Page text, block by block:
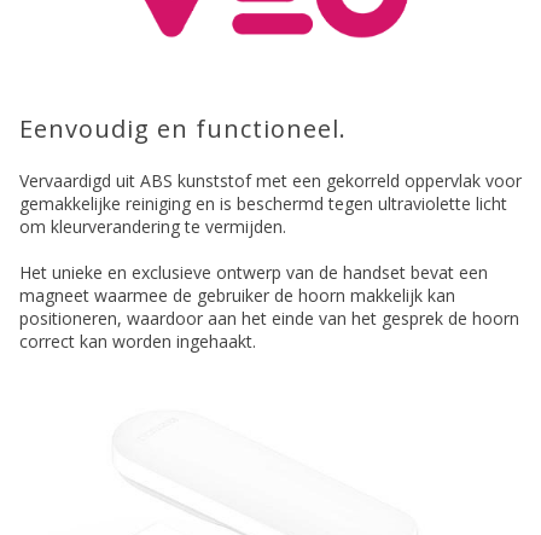
Eenvoudig en functioneel.
Vervaardigd uit ABS kunststof met een gekorreld oppervlak voor
gemakkelijke reiniging en is beschermd tegen ultraviolette licht
om kleurverandering te vermijden.
Het unieke en exclusieve ontwerp van de handset bevat een
magneet waarmee de gebruiker de hoorn makkelijk kan
positioneren, waardoor aan het einde van het gesprek de hoorn
correct kan worden ingehaakt.